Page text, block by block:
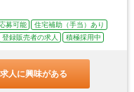
募可能
住宅補助（手当）あり
登録販売者の求人 積極採用中
人に興味がある